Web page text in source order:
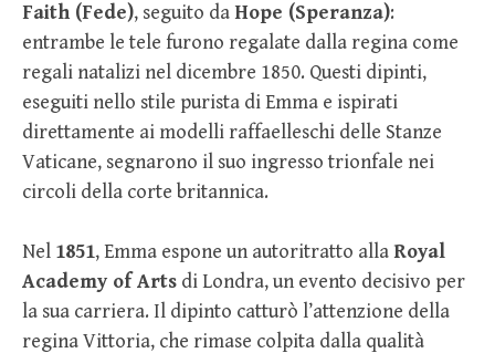
Faith (Fede), seguito daHope (Speranza):
entrambe le tele furono regalate dalla regina come
regali natalizi nel dicembre 1850. Questi dipinti,
eseguiti nello stile purista di Emma e ispirati
direttamente ai modelli raffaelleschi delle Stanze
Vaticane, segnarono il suo ingresso trionfale nei
circoli della corte britannica.
Nel 1851, Emma espone un autoritratto allaRoyal
Academy of Arts di Londra, un evento decisivo per
la sua carriera. Il dipinto catturò l’attenzione della
regina Vittoria, che rimase colpita dalla qualità